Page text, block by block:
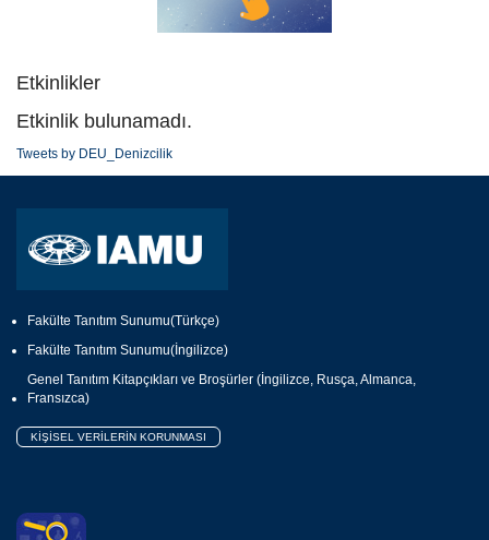
Etkinlikler
Etkinlik bulunamadı.
Tweets by DEU_Denizcilik
Fakülte Tanıtım Sunumu(Türkçe)
Fakülte Tanıtım Sunumu(İngilizce)
Genel Tanıtım Kitapçıkları ve Broşürler (İngilizce, Rusça, Almanca,
Fransızca)
KİŞİSEL VERİLERİN KORUNMASI